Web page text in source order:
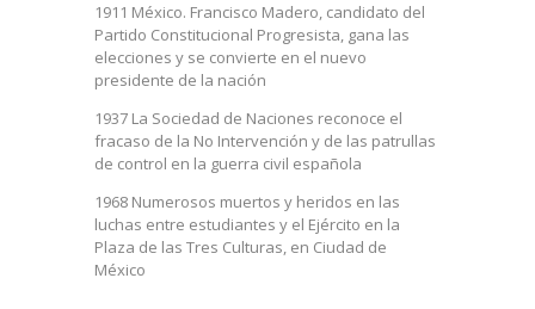
1911 México. Francisco Madero, candidato del
Partido Constitucional Progresista, gana las
elecciones y se convierte en el nuevo
presidente de la nación
1937 La Sociedad de Naciones reconoce el
fracaso de la No Intervención y de las patrullas
de control en la guerra civil española
1968 Numerosos muertos y heridos en las
luchas entre estudiantes y el Ejército en la
Plaza de las Tres Culturas, en Ciudad de
México